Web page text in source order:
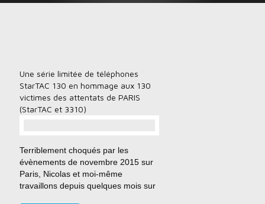
Une série limitée de téléphones
StarTAC 130 en hommage aux 130
victimes des attentats de PARIS
(StarTAC et 3310)
Terriblement choqués par les
évènements de novembre 2015 sur
Paris, Nicolas et moi-même
travaillons depuis quelques mois sur